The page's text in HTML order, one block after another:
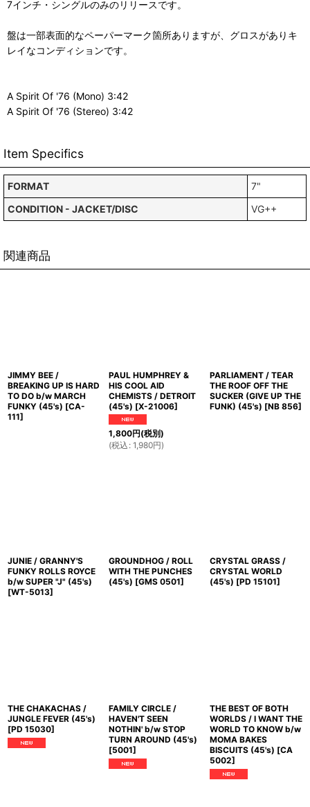
7インチ・シングルのみのリリースです。
盤は一部表面的なペーパーマーク箇所ありますが、グロスがありキ
レイなコンディションです。
A Spirit Of '76 (Mono) 3:42
A Spirit Of '76 (Stereo) 3:42
Item Specifics
FORMAT
7"
CONDITION - JACKET/DISC
VG++
関連商品
JIMMY BEE /
BREAKING UP IS HARD
TO DO b/w MARCH
FUNKY (45's) [CA-
111]
PAUL HUMPHREY &
HIS COOL AID
CHEMISTS / DETROIT
(45's) [X-21006]
1,800円(税別)
(税込 : 1,980円)
PARLIAMENT / TEAR
THE ROOF OFF THE
SUCKER (GIVE UP THE
FUNK) (45's) [NB 856]
JUNIE / GRANNY'S
FUNKY ROLLS ROYCE
b/w SUPER "J" (45's)
[WT-5013]
GROUNDHOG / ROLL
WITH THE PUNCHES
(45's) [GMS 0501]
CRYSTAL GRASS /
CRYSTAL WORLD
(45's) [PD 15101]
THE CHAKACHAS /
JUNGLE FEVER (45's)
[PD 15030]
FAMILY CIRCLE /
HAVEN'T SEEN
NOTHIN' b/w STOP
TURN AROUND (45's)
[5001]
THE BEST OF BOTH
WORLDS / I WANT THE
WORLD TO KNOW b/w
MOMA BAKES
BISCUITS (45's) [CA
5002]